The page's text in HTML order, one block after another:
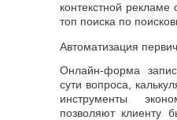
контекстной
топ поиска по
Автоматизация
Онлайн-форма
сути вопроса,
инструменты
позволяют клиенту